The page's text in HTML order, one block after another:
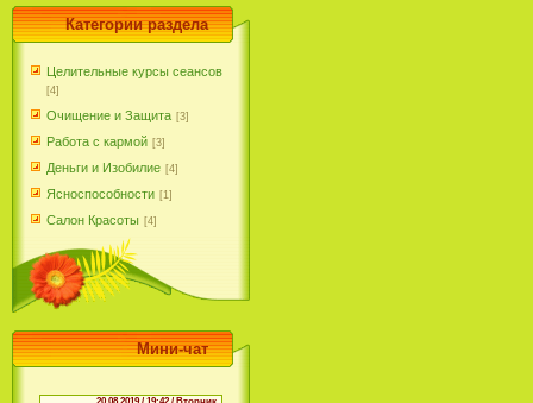
Категории раздела
Целительные курсы сеансов
[4]
Очищение и Защита [3]
Работа с кармой [3]
Деньги и Изобилие [4]
Ясноспособности [1]
Салон Красоты [4]
Мини-чат